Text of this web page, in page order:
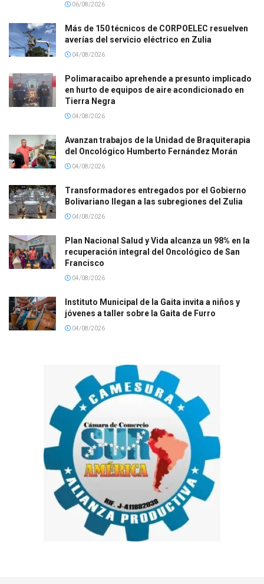
06/08/2026
Más de 150 técnicos de CORPOELEC resuelven
averías del servicio eléctrico en Zulia
04/08/2026
Polimaracaibo aprehende a presunto implicado
en hurto de equipos de aire acondicionado en
Tierra Negra
04/08/2026
Avanzan trabajos de la Unidad de Braquiterapia
del Oncológico Humberto Fernández Morán
04/08/2026
Transformadores entregados por el Gobierno
Bolivariano llegan a las subregiones del Zulia
04/08/2026
Plan Nacional Salud y Vida alcanza un 98% en la
recuperación integral del Oncológico de San
Francisco
04/08/2026
Instituto Municipal de la Gaita invita a niños y
jóvenes a taller sobre la Gaita de Furro
04/08/2026